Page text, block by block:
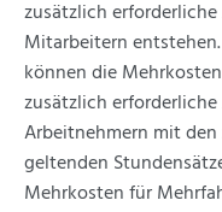
zusätzlich
Mitarbeitern
können die
zusätzlich
Arbeitnehmern mit
geltenden
Mehrkosten für